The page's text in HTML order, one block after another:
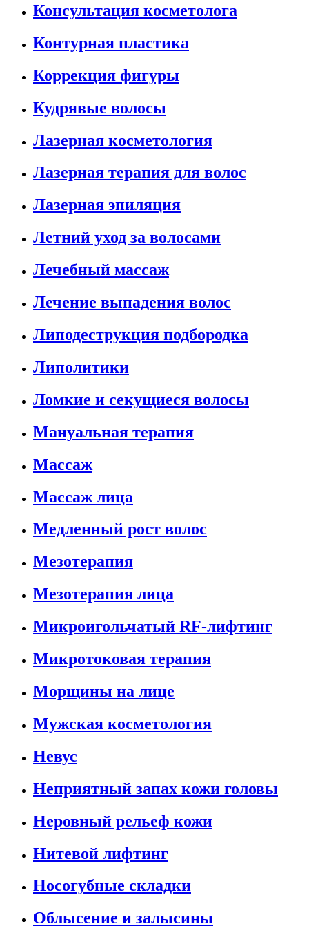
Консультация косметолога
Контурная пластика
Коррекция фигуры
Кудрявые волосы
Лазерная косметология
Лазерная терапия для волос
Лазерная эпиляция
Летний уход за волосами
Лечебный массаж
Лечение выпадения волос
Липодеструкция подбородка
Липолитики
Ломкие и секущиеся волосы
Мануальная терапия
Массаж
Массаж лица
Медленный рост волос
Мезотерапия
Мезотерапия лица
Микроигольчатый RF-лифтинг
Микротоковая терапия
Морщины на лице
Мужская косметология
Невус
Неприятный запах кожи головы
Неровный рельеф кожи
Нитевой лифтинг
Носогубные складки
Облысение и залысины